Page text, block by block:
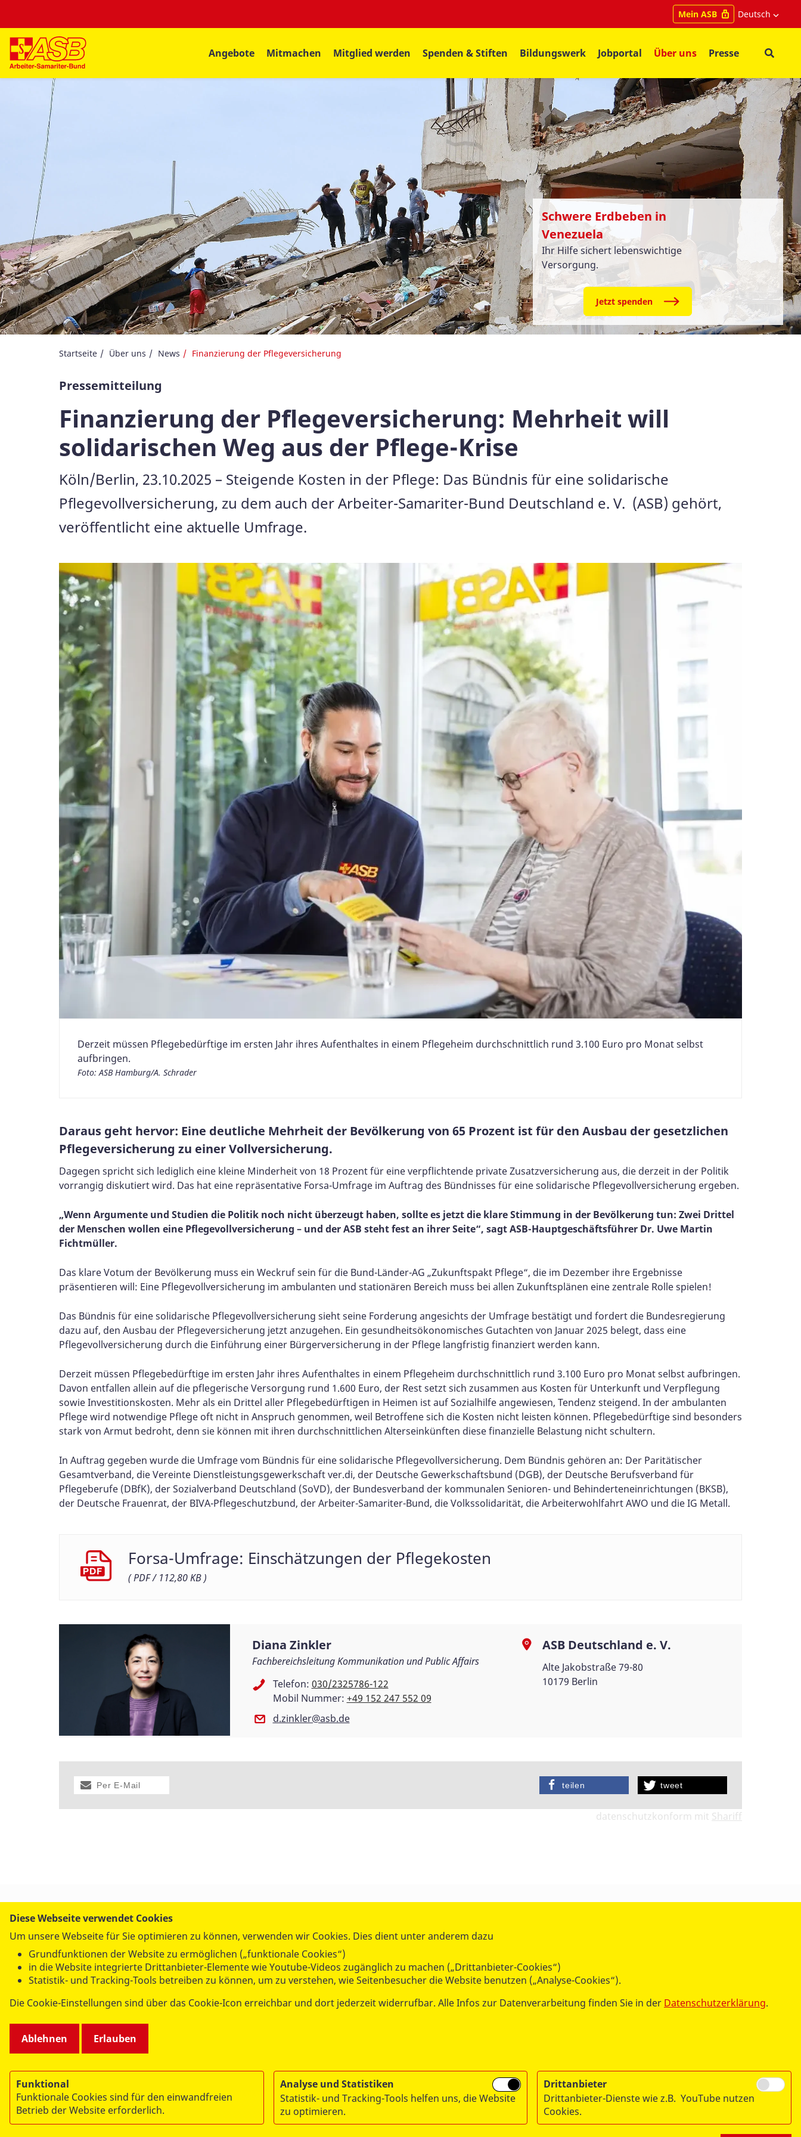
Mein ASB Deutsch
Angebote Mitmachen Mitglied werden Spenden & Stiften Bildungswerk Jobportal Über uns Presse
Schwere Erdbeben in
Venezuela
Ihr Hilfe sichert lebenswichtige
Versorgung.
Jetzt spenden
Startseite Über uns News Finanzierung der Pflegeversicherung
Pressemitteilung
Finanzierung der Pflegeversicherung: Mehrheit will
solidarischen Weg aus der Pflege-Krise
Köln/Berlin, 23.10.2025 – Steigende Kosten in der Pflege: Das Bündnis für eine solidarische
Pflegevollversicherung, zu dem auch der Arbeiter-Samariter-Bund Deutschland e. V. (ASB) gehört,
veröffentlicht eine aktuelle Umfrage.
Derzeit müssen Pflegebedürftige im ersten Jahr ihres Aufenthaltes in einem Pflegeheim durchschnittlich rund 3.100 Euro pro Monat selbst
aufbringen.
Foto: ASB Hamburg/A. Schrader
Daraus geht hervor: Eine deutliche Mehrheit der Bevölkerung von 65 Prozent ist für den Ausbau der gesetzlichen
Pflegeversicherung zu einer Vollversicherung.
Dagegen spricht sich lediglich eine kleine Minderheit von 18 Prozent für eine verpflichtende private Zusatzversicherung aus, die derzeit in der Politik
vorrangig diskutiert wird. Das hat eine repräsentative Forsa-Umfrage im Auftrag des Bündnisses für eine solidarische Pflegevollversicherung ergeben.
„Wenn Argumente und Studien die Politik noch nicht überzeugt haben, sollte es jetzt die klare Stimmung in der Bevölkerung tun: Zwei Drittel
der Menschen wollen eine Pflegevollversicherung – und der ASB steht fest an ihrer Seite“, sagt ASB-Hauptgeschäftsführer Dr. Uwe Martin
Fichtmüller.
Das klare Votum der Bevölkerung muss ein Weckruf sein für die Bund-Länder-AG „Zukunftspakt Pflege“, die im Dezember ihre Ergebnisse
präsentieren will: Eine Pflegevollversicherung im ambulanten und stationären Bereich muss bei allen Zukunftsplänen eine zentrale Rolle spielen!
Das Bündnis für eine solidarische Pflegevollversicherung sieht seine Forderung angesichts der Umfrage bestätigt und fordert die Bundesregierung
dazu auf, den Ausbau der Pflegeversicherung jetzt anzugehen. Ein gesundheitsökonomisches Gutachten von Januar 2025 belegt, dass eine
Pflegevollversicherung durch die Einführung einer Bürgerversicherung in der Pflege langfristig finanziert werden kann.
Derzeit müssen Pflegebedürftige im ersten Jahr ihres Aufenthaltes in einem Pflegeheim durchschnittlich rund 3.100 Euro pro Monat selbst aufbringen.
Davon entfallen allein auf die pflegerische Versorgung rund 1.600 Euro, der Rest setzt sich zusammen aus Kosten für Unterkunft und Verpflegung
sowie Investitionskosten. Mehr als ein Drittel aller Pflegebedürftigen in Heimen ist auf Sozialhilfe angewiesen, Tendenz steigend. In der ambulanten
Pflege wird notwendige Pflege oft nicht in Anspruch genommen, weil Betroffene sich die Kosten nicht leisten können. Pflegebedürftige sind besonders
stark von Armut bedroht, denn sie können mit ihren durchschnittlichen Alterseinkünften diese finanzielle Belastung nicht schultern.
In Auftrag gegeben wurde die Umfrage vom Bündnis für eine solidarische Pflegevollversicherung. Dem Bündnis gehören an: Der Paritätischer
Gesamtverband, die Vereinte Dienstleistungsgewerkschaft ver.di, der Deutsche Gewerkschaftsbund (DGB), der Deutsche Berufsverband für
Pflegeberufe (DBfK), der Sozialverband Deutschland (SoVD), der Bundesverband der kommunalen Senioren- und Behinderteneinrichtungen (BKSB),
der Deutsche Frauenrat, der BIVA-Pflegeschutzbund, der Arbeiter-Samariter-Bund, die Volkssolidarität, die Arbeiterwohlfahrt AWO und die IG Metall.
Forsa-Umfrage: Einschätzungen der Pflegekosten
( PDF / 112,80 KB )
Diana Zinkler
Fachbereichsleitung Kommunikation und Public Affairs
Telefon: 030/2325786-122
Mobil Nummer: +49 152 247 552 09
d.zinkler@asb.de
ASB Deutschland e. V.
Alte Jakobstraße 79-80
10179 Berlin
Per E-Mail
tweet
teilen
datenschutzkonform mit Shariff
Angebote für Menschen mit
Beeinträchtigung
Auslandshilfe
Erste Hilfe
Integration
Kinder, Jugend, Familie
Pflege
Rettungsdienst & Katastrophenschutz
Jetzt spenden
Als Unternehmen helfen
Testament-Spende
Transparenz
Bundesrichtlinien
Diese Webseite verwendet Cookies
Um unsere Webseite für Sie optimieren zu können, verwenden wir Cookies. Dies dient unter anderem dazu
Grundfunktionen der Website zu ermöglichen („funktionale Cookies“)
in die Website integrierte Drittanbieter-Elemente wie Youtube-Videos zugänglich zu machen („Drittanbieter-Cookies“)
Statistik- und Tracking-Tools betreiben zu können, um zu verstehen, wie Seitenbesucher die Website benutzen („Analyse-Cookies“).
Die Cookie-Einstellungen sind über das Cookie-Icon erreichbar und dort jederzeit widerrufbar. Alle Infos zur Datenverarbeitung finden Sie in der Datenschutzerklärung.
Ablehnen Erlauben
Funktional
Funktionale Cookies sind für den einwandfreien
Betrieb der Website erforderlich.
Analyse und Statistiken
Statistik- und Tracking-Tools helfen uns, die Website
zu optimieren.
Drittanbieter
Drittanbieter-Dienste wie z.B. YouTube nutzen
Cookies.